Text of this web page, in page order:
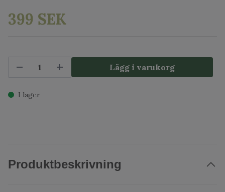
399 SEK
Lägg i varukorg
I lager
Produktbeskrivning